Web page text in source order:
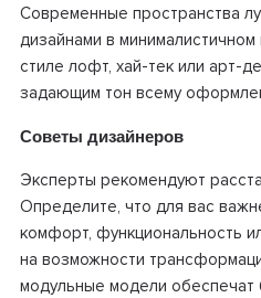
Современные пространства
дизайнами в
стиле лофт, хай-тек или арт-
задающим тон всему
Советы дизайнеров
Эксперты рекомендуют
Определите, что для вас
комфорт, функциональность
на возможности
модульные модели обеспечат